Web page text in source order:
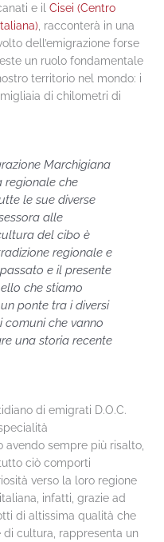
e ilCisei (Centro
, racconterà in una
dell’emigrazione forse
un ruolo fondamentale
territorio nel mondo: i
di chilometri di
Marchigiana
regionale che
le sue diverse
alle
del cibo è
regionale e
e il presente
che stiamo
ponte tra i diversi
comuni che vanno
una storia recente
di emigrati D.O.C.
sempre più risalto,
ciò comporti
verso la loro regione
infatti, grazie ad
di altissima qualità che
cultura, rappresenta un